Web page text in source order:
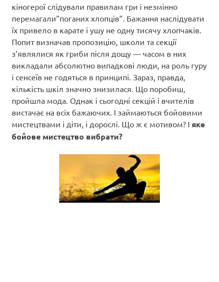
кіногерої слідували правилам гри і незмінно
перемагали”поганих хлопців”. Бажання наслідувати
їх привело в карате і ушу не одну тисячу хлопчаків.
Попит визначав пропозицію, школи та секції
з’являлися як гриби після дощу — часом в них
викладали абсолютно випадкові люди, на роль гуру
і сенсеїв не годяться в принципі. Зараз, правда,
кількість шкіл значно знизилася. Що поробиш,
пройшла мода. Однак і сьогодні секцій і вчителів
вистачає на всіх бажаючих. І займаються бойовими
мистецтвами і діти, і дорослі. Що ж є мотивом? І яке
бойове мистецтво вибрати?